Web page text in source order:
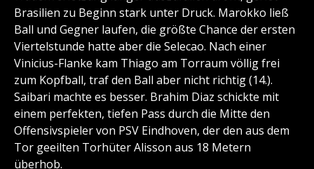
Brasilien zu Beginn stark unter Druck. Marokko ließ
Ball und Gegner laufen, die größte Chance der ersten
Viertelstunde hatte aber die Selecao. Nach einer
Vinicius-Flanke kam Thiago am Torraum völlig frei
zum Kopfball, traf den Ball aber nicht richtig (14.).
Saibari machte es besser. Brahim Diaz schickte mit
einem perfekten, tiefen Pass durch die Mitte den
Offensivspieler von PSV Eindhoven, der den aus dem
Tor geeilten Torhüter Alisson aus 18 Metern
überhob.